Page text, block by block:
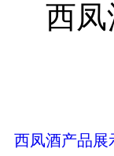
西凤
西凤酒产品展